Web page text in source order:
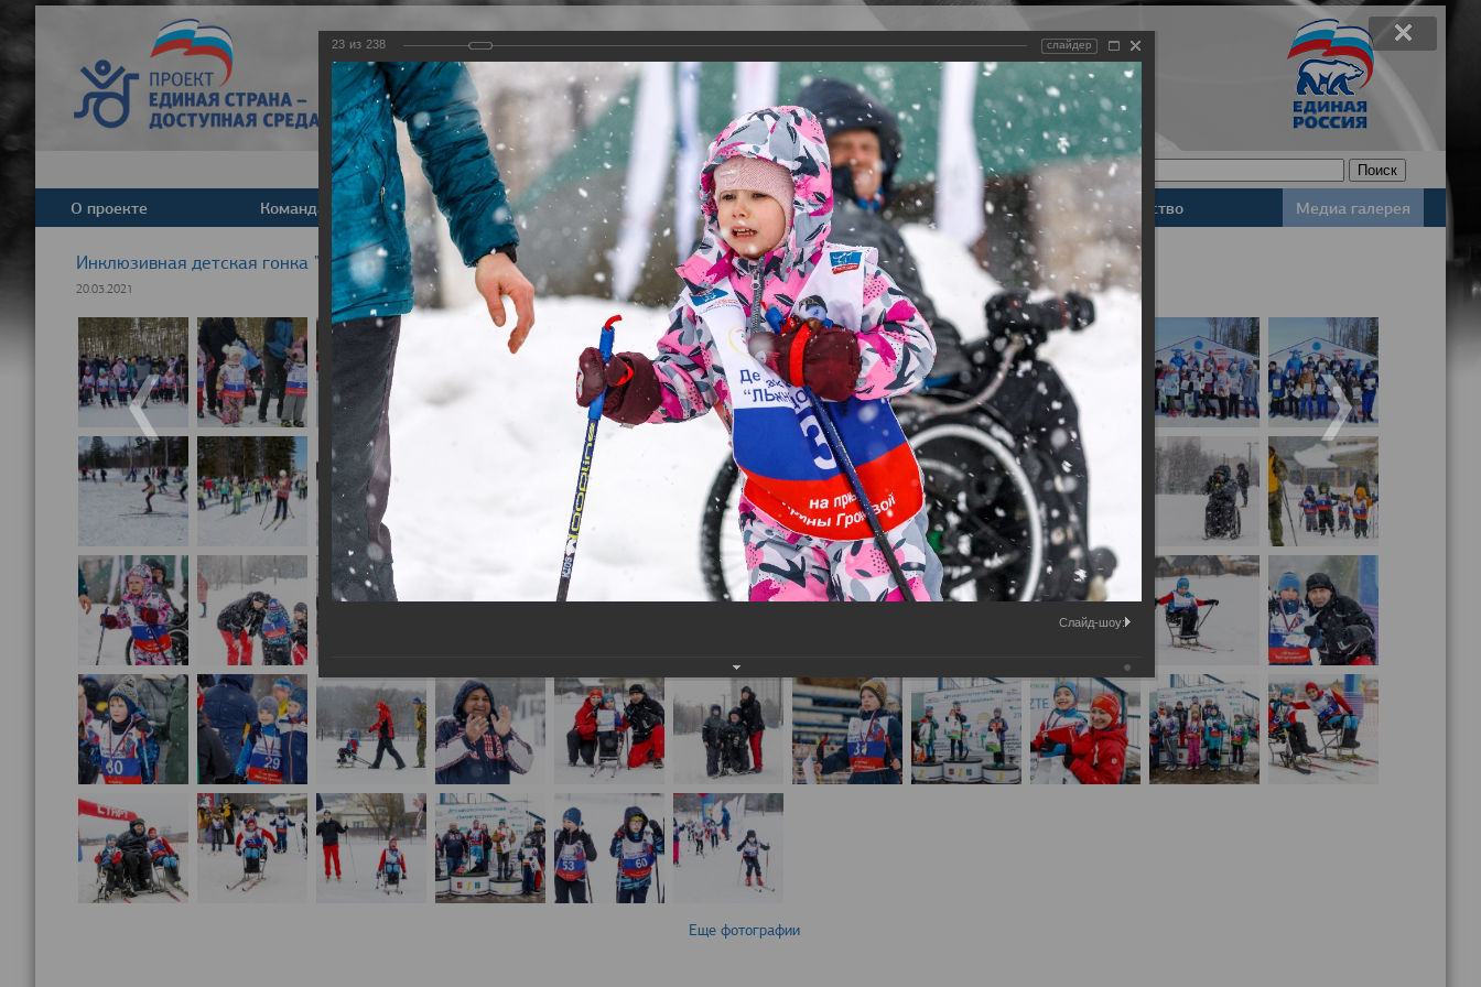
Задать вопрос
Версия для слабовидящих
О проекте Команда Новости Деятельность Базы данных Законодательство Медиа галерея
Инклюзивная детская гонка "Лыжня здоровья" 2021
20.03.2021
Еще фотографии
23 из 238 слайдер
Слайд-шоу: